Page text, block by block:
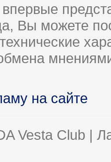
Вы можете
на сайте
Vesta Club |